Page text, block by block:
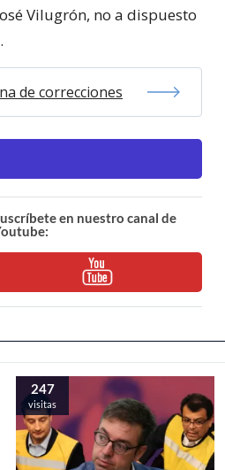
Vilugrón, no a dispuesto
de correcciones
en nuestro canal de
247
visitas